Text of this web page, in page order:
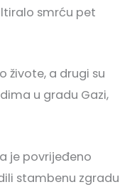
smrću pet
živote, a drugi su
u gradu Gazi,
je povrijeđeno
stambenu zgradu